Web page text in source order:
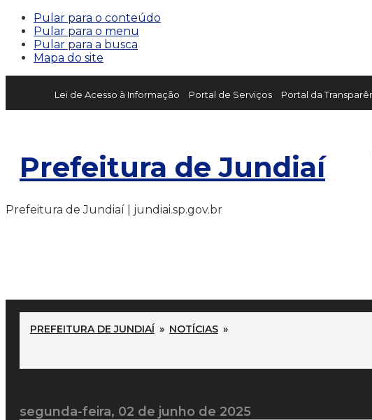
Pular para o conteúdo
Pular para o menu
Pular para a busca
Mapa do site
Lei de Acesso à Informação Portal de Serviços Portal da
Prefeitura de Jundiaí
Prefeitura de Jundiaí | jundiai.sp.gov.br
PREFEITURA DE JUNDIAÍ » NOTÍCIAS »
segunda-feira, 02 de junho de 2025